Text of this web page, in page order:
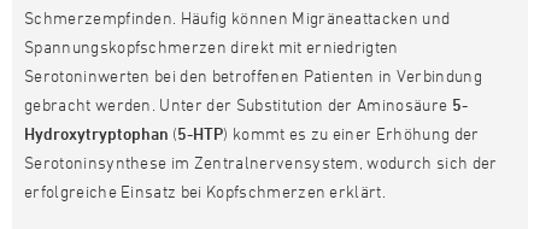
Schmerzempfinden. Häufig können Migräneattacken und
Spannungskopfschmerzen direkt mit erniedrigten
Serotoninwerten bei den betroffenen Patienten in Verbindung
gebracht werden. Unter der Substitution der Aminosäure 5-
Hydroxytryptophan (5-HTP) kommt es zu einer Erhöhung der
Serotoninsynthese im Zentralnervensystem, wodurch sich der
erfolgreiche Einsatz bei Kopfschmerzen erklärt.